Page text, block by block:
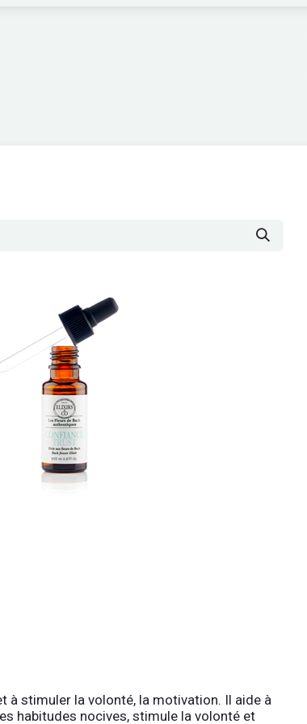
à stimuler la volonté, la motivation. Il aide à
habitudes nocives, stimule la volonté et